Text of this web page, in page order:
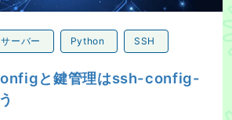
サーバー Python SSH
と鍵管理はssh-config-